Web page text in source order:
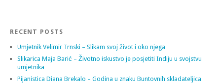
RECENT POSTS
Umjetnik Velimir Trnski – Slikam svoj život i oko njega
Slikarica Maja Barić – Životno iskustvo je posjetiti Indiju u svojstvu
umjetnika
Pijanistica Diana Brekalo – Godina u znaku Buntovnih skladateljica